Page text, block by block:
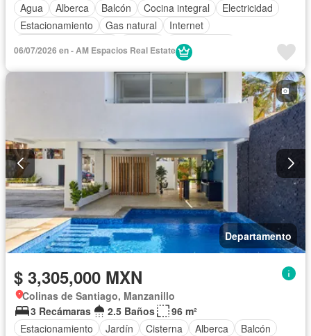
Agua
Alberca Balcón Cocina integral
Electricidad
Estacionamiento
Gas natural
Internet
Sin amueblar
06/07/2026 en - AM Espacios Real Estate
Departamento
$ 3,305,000 MXN
Colinas de Santiago, Manzanillo
3 Recámaras
2.5 Baños
96 m²
Estacionamiento
Jardín Cisterna Alberca
Balcón